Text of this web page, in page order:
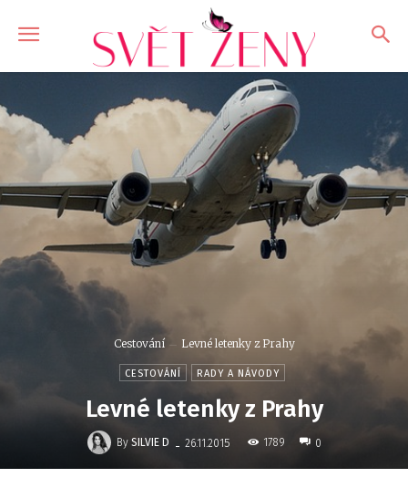
Cestování Levné letenky z Prahy
CESTOVÁNÍ RADY A NÁVODY
Levné letenky z Prahy
By SILVIE D - 26.11.2015 1789 0